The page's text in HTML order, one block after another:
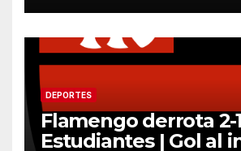
DEPORTES
Flamengo derrota 2-
Estudiantes | Gol al